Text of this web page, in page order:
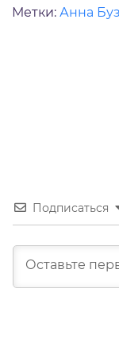
Метки: Анна
Подписаться